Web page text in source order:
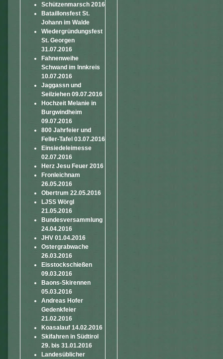
Schützenmarsch 2016
Bataillonsfest St.
Johann im Walde
Wiedergründungsfest
St. Georgen
31.07.2016
Fahnenweihe
Schwand im Innkreis
10.07.2016
Jaggassn und
Seilziehen 09.07.2016
Hochzeit Melanie in
Burgwindheim
09.07.2016
800 Jahrfeier und
Feller-Tafel 03.07.2016
Einsiedeleimesse
02.07.2016
Herz Jesu Feuer 2016
Fronleichnam
26.05.2016
Obertrum 22.05.2016
LJSS Wörgl
21.05.2016
Bundesversammlung
24.04.2016
JHV 01.04.2016
Ostergrabwache
26.03.2016
Eisstockschießen
09.03.2016
Baons-Skirennen
05.03.2016
Andreas Hofer
Gedenkfeier
21.02.2016
Koasalauf 14.02.2016
Skifahren in Südtirol
29. bis 31.01.2016
Landesüblicher